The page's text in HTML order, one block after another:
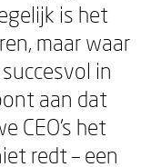
is het
maar waar
in
aan dat
CEO's het
redt – een